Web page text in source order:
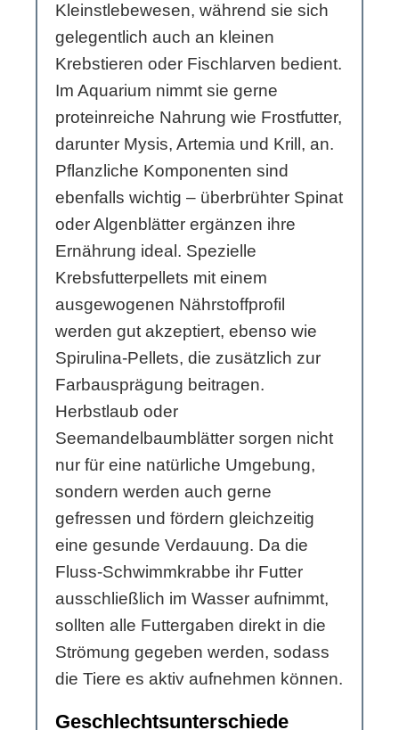
Kleinstlebewesen, während sie sich
gelegentlich auch an kleinen
Krebstieren oder Fischlarven bedient.
Im Aquarium nimmt sie gerne
proteinreiche Nahrung wie Frostfutter,
darunter Mysis, Artemia und Krill, an.
Pflanzliche Komponenten sind
ebenfalls wichtig – überbrühter Spinat
oder Algenblätter ergänzen ihre
Ernährung ideal. Spezielle
Krebsfutterpellets mit einem
ausgewogenen Nährstoffprofil
werden gut akzeptiert, ebenso wie
Spirulina-Pellets, die zusätzlich zur
Farbausprägung beitragen.
Herbstlaub oder
Seemandelbaumblätter sorgen nicht
nur für eine natürliche Umgebung,
sondern werden auch gerne
gefressen und fördern gleichzeitig
eine gesunde Verdauung. Da die
Fluss-Schwimmkrabbe ihr Futter
ausschließlich im Wasser aufnimmt,
sollten alle Futtergaben direkt in die
Strömung gegeben werden, sodass
die Tiere es aktiv aufnehmen können.
Geschlechtsunterschiede